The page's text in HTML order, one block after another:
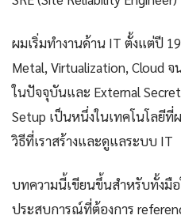
ผมเริ่มทำงานด้าน IT ตั้งแต่ปี
Metal, Virtualization, Cloud
ในปัจจุบันและ External
Setup เป็นหนึ่งในเทคโนโลยี
วิธีที่เราสร้างและดูแลระบบ IT
บทความนี้เขียนขึ้นสำหรับทั้งมื
ประสบการณ์ที่ต้องการ